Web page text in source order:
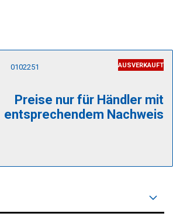
AUSVERKAUFT
0102251
Preise nur für Händler mit
entsprechendem Nachweis